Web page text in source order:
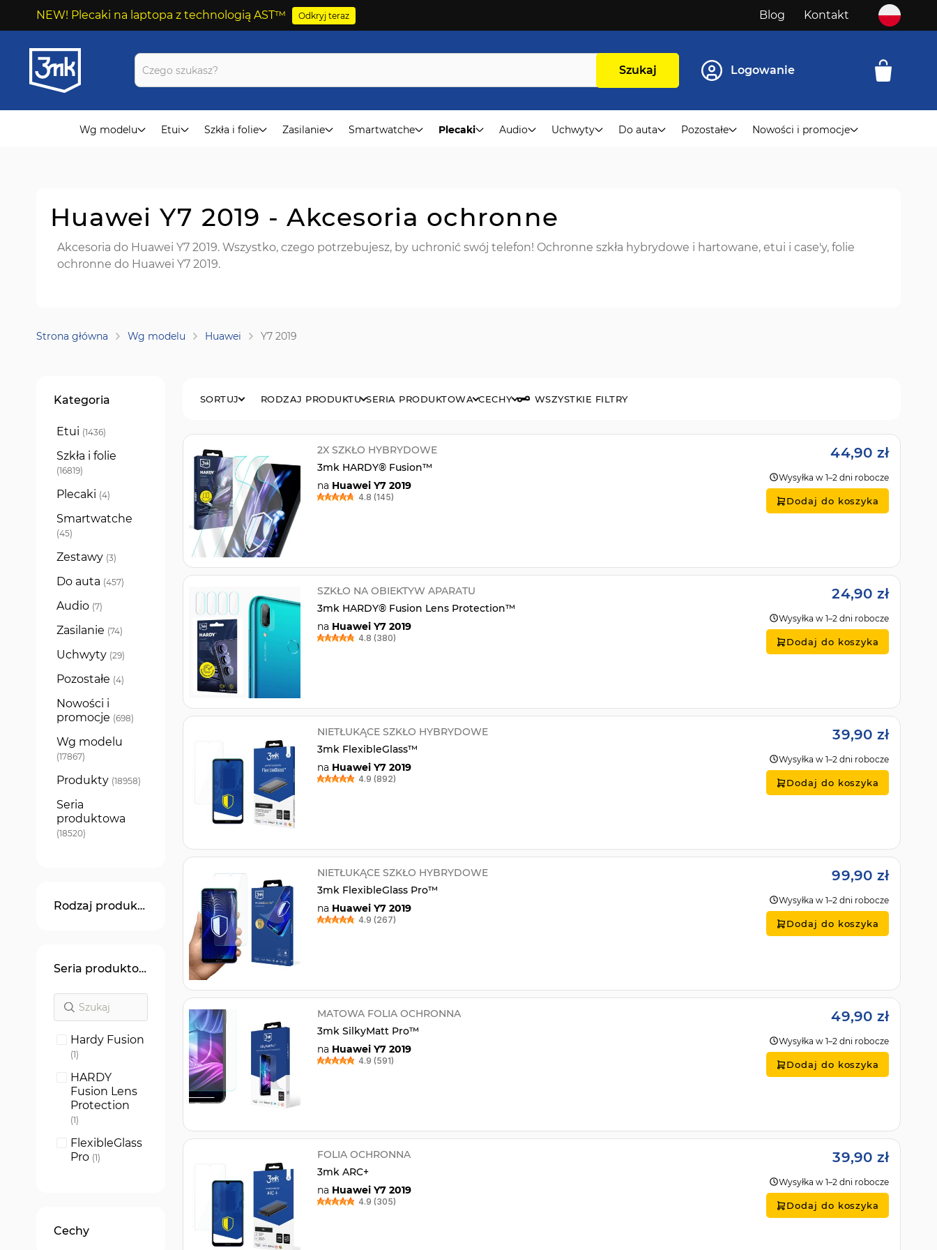
NEW! Plecaki na laptopa z technologią AST™ Odkryj teraz
Przejdź
do
treści
Blog Kontakt
Szukaj Logowanie
Wg modelu Etui Szkła i folie Zasilanie Smartwatche Plecaki Audio Uchwyty Do auta Pozostałe Nowości i promocje
Huawei Y7 2019 - Akcesoria ochronne
Akcesoria do Huawei Y7 2019. Wszystko, czego potrzebujesz, by uchronić swój telefon! Ochronne szkła hybrydowe i hartowane, etui i case'y, folie
ochronne do Huawei Y7 2019.
Strona główna Wg modelu Huawei Y7 2019
RODZAJ PRODUKTU SERIA PRODUKTOWA CECHY WSZYSTKIE FILTRY
SORTUJ
2X SZKŁO HYBRYDOWE
3mk HARDY® Fusion™
na Huawei Y7 2019
4.8 (145)
44,90 zł
Wysyłka w 1–2 dni robocze
Dodaj do koszyka
SZKŁO NA OBIEKTYW APARATU
3mk HARDY® Fusion Lens Protection™
na Huawei Y7 2019
4.8 (380)
24,90 zł
Wysyłka w 1–2 dni robocze
Dodaj do koszyka
NIETŁUKĄCE SZKŁO HYBRYDOWE
3mk FlexibleGlass™
na Huawei Y7 2019
4.9 (892)
39,90 zł
Wysyłka w 1–2 dni robocze
Dodaj do koszyka
NIETŁUKĄCE SZKŁO HYBRYDOWE
3mk FlexibleGlass Pro™
na Huawei Y7 2019
4.9 (267)
99,90 zł
Wysyłka w 1–2 dni robocze
Dodaj do koszyka
MATOWA FOLIA OCHRONNA
3mk SilkyMatt Pro™
na Huawei Y7 2019
4.9 (591)
49,90 zł
Wysyłka w 1–2 dni robocze
Dodaj do koszyka
FOLIA OCHRONNA
3mk ARC+
na Huawei Y7 2019
4.9 (305)
39,90 zł
Wysyłka w 1–2 dni robocze
Dodaj do koszyka
Kategoria
Etui 1436
produkty
Szkła i folie
16819
produkty
Plecaki 4
produkty
Smartwatche
45
produkty
Zestawy 3
produkty
Do auta 457
produkty
Audio 7
produkty
Zasilanie 74
produkty
Uchwyty 29
produkty
Pozostałe 4
produkty
Nowości i
promocje 698
produkty
Wg modelu
17867
produkty
Produkty 18958
produkty
Seria
produktowa
18520
produkty
Rodzaj produktu
Seria produktowa
Hardy Fusion
1
produkt
HARDY
Fusion Lens
Protection
1
produkt
FlexibleGlass
Pro 1
produkt
1
produkt
Cechy